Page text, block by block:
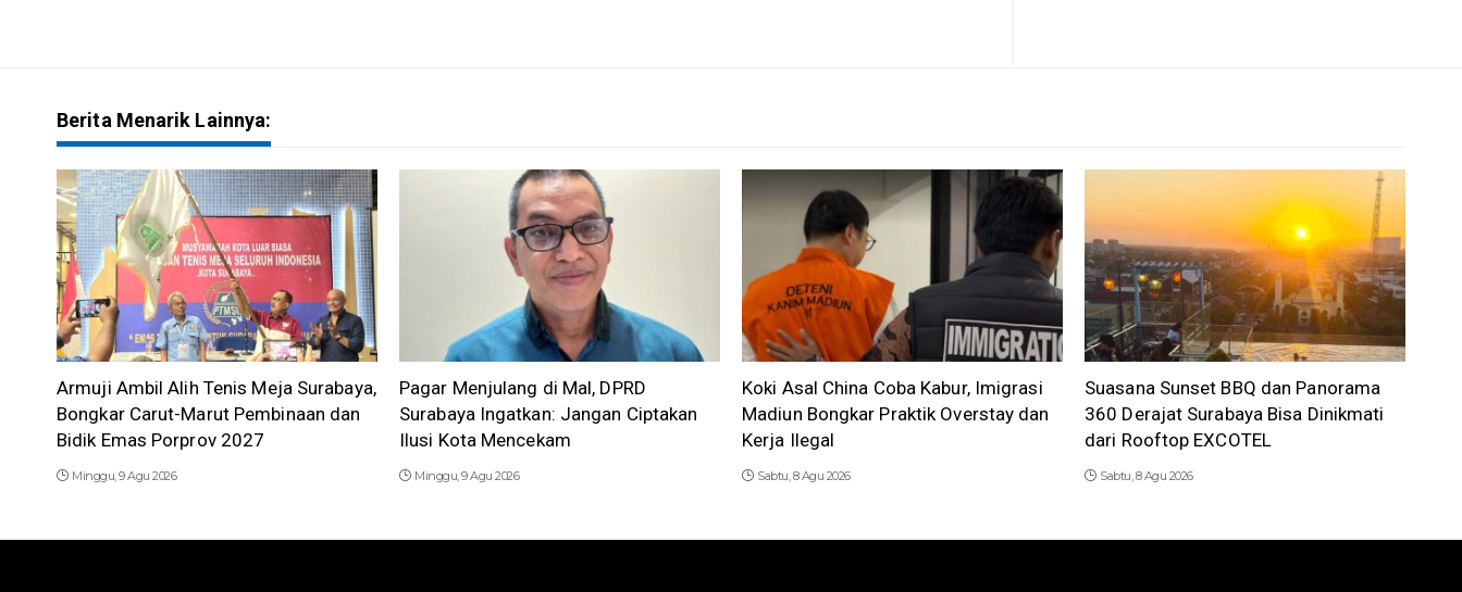
Berita Menarik Lainnya:
Armuji Ambil Alih Tenis Meja Surabaya,
Bongkar Carut-Marut Pembinaan dan
Bidik Emas Porprov 2027
Minggu, 9 Agu 2026
Pagar Menjulang di Mal, DPRD
Surabaya Ingatkan: Jangan Ciptakan
Ilusi Kota Mencekam
Minggu, 9 Agu 2026
Koki Asal China Coba Kabur, Imigrasi
Madiun Bongkar Praktik Overstay dan
Kerja Ilegal
Sabtu, 8 Agu 2026
Suasana Sunset BBQ dan Panorama
360 Derajat Surabaya Bisa Dinikmati
dari Rooftop EXCOTEL
Sabtu, 8 Agu 2026